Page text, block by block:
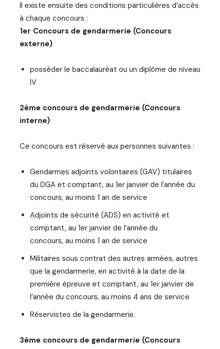
Il existe ensuite des conditions particulières d’accès
à chaque concours :
1er Concours de gendarmerie (Concours
externe)
posséder le baccalauréat ou un diplôme de niveau
IV
2ème concours de gendarmerie (Concours
interne)
Ce concours est réservé aux personnes suivantes :
Gendarmes adjoints volontaires (GAV) titulaires
du DGA et comptant, au 1er janvier de l’année du
concours, au moins 1 an de service
Adjoints de sécurité (ADS) en activité et
comptant, au 1er janvier de l’année du
concours, au moins 1 an de service
Militaires sous contrat des autres armées, autres
que la gendarmerie, en activité à la date de la
première épreuve et comptant, au 1er janvier de
l’année du concours, au moins 4 ans de service
Réservistes de la gendarmerie.
3ème concours de gendarmerie (Concours